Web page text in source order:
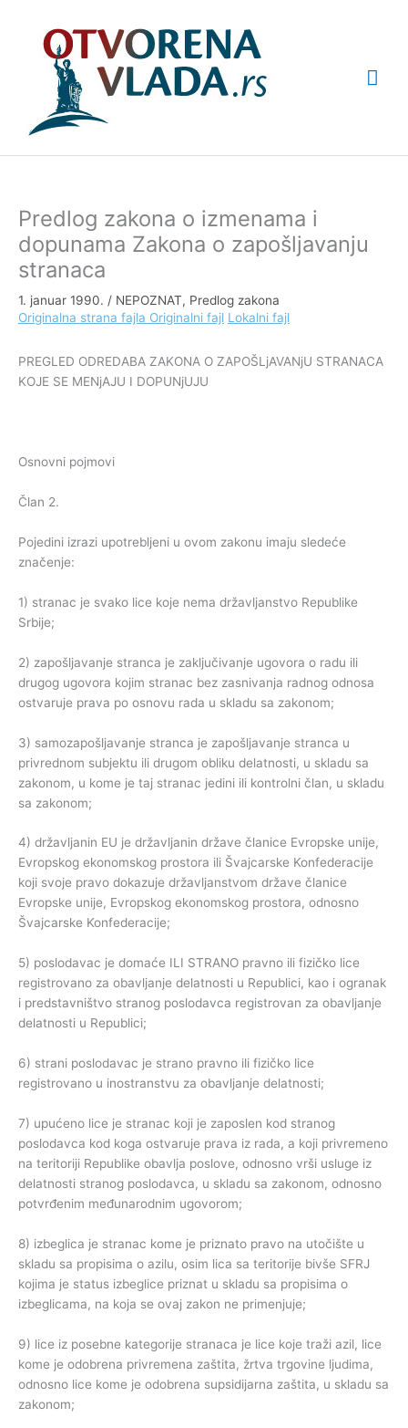
Predlog zakona o izmenama i
dopunama Zakona o zapošljavanju
stranaca
1. januar 1990. / NEPOZNAT, Predlog zakona
Originalna strana fajla Originalni fajl Lokalni fajl
PREGLED ODREDABA ZAKONA O ZAPOŠLjAVANjU STRANACA
KOJE SE MENjAJU I DOPUNjUJU
Osnovni pojmovi
Član 2.
Pojedini izrazi upotrebljeni u ovom zakonu imaju sledeće
značenje:
1) stranac je svako lice koje nema državljanstvo Republike
Srbije;
2) zapošljavanje stranca je zaključivanje ugovora o radu ili
drugog ugovora kojim stranac bez zasnivanja radnog odnosa
ostvaruje prava po osnovu rada u skladu sa zakonom;
3) samozapošljavanje stranca je zapošljavanje stranca u
privrednom subjektu ili drugom obliku delatnosti, u skladu sa
zakonom, u kome je taj stranac jedini ili kontrolni član, u skladu
sa zakonom;
4) državljanin EU je državljanin države članice Evropske unije,
Evropskog ekonomskog prostora ili Švajcarske Konfederacije
koji svoje pravo dokazuje državljanstvom države članice
Evropske unije, Evropskog ekonomskog prostora, odnosno
Švajcarske Konfederacije;
5) poslodavac je domaće ILI STRANO pravno ili fizičko lice
registrovano za obavljanje delatnosti u Republici, kao i ogranak
i predstavništvo stranog poslodavca registrovan za obavljanje
delatnosti u Republici;
6) strani poslodavac je strano pravno ili fizičko lice
registrovano u inostranstvu za obavljanje delatnosti;
7) upućeno lice je stranac koji je zaposlen kod stranog
poslodavca kod koga ostvaruje prava iz rada, a koji privremeno
na teritoriji Republike obavlja poslove, odnosno vrši usluge iz
delatnosti stranog poslodavca, u skladu sa zakonom, odnosno
potvrđenim međunarodnim ugovorom;
8) izbeglica je stranac kome je priznato pravo na utočište u
skladu sa propisima o azilu, osim lica sa teritorije bivše SFRJ
kojima je status izbeglice priznat u skladu sa propisima o
izbeglicama, na koja se ovaj zakon ne primenjuje;
9) lice iz posebne kategorije stranaca je lice koje traži azil, lice
kome je odobrena privremena zaštita, žrtva trgovine ljudima,
odnosno lice kome je odobrena supsidijarna zaštita, u skladu sa
zakonom;